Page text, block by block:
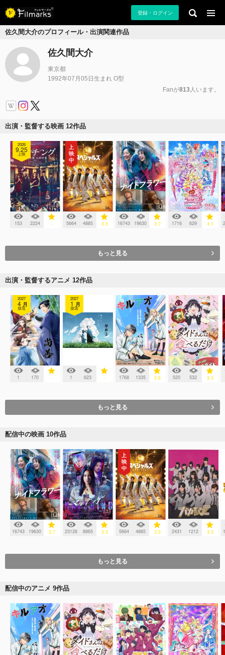
登録・ログイン
佐久間大介のプロフィール・出演関連作品
佐久間大介
東京都
1992年07月05日生まれ O型
Fanが813 人います。
出演・監督する映画 12作品
2026
9.25
上映
153 2224 - 5664 4885 3.5 16743 19630 3.7 1716 629 4.1
もっと見る
出演・監督するアニメ 12作品
2027
4 月
放送
1 170 -
2027
1 月
放送
1 623 - 1768 1335 3.6 520 532 3.3
もっと見る
配信中の映画 10作品
16743 19630 3.7 23128 8865 3.3 5664 4885 3.5 2431 1212 3.3
もっと見る
配信中のアニメ 9作品